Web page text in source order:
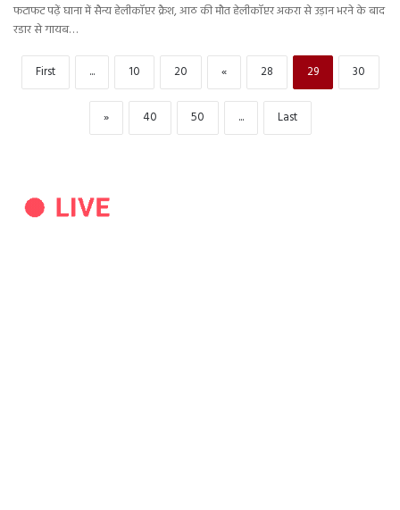
फटाफट पढ़ें घाना में सैन्य हेलीकॉप्टर क्रैश, आठ की मौत हेलीकॉप्टर अकरा से उड़ान भरने के बाद
रडार से गायब…
First ... 10 20 « 28 29 30
» 40 50 ... Last